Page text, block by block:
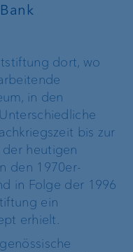
dort, wo
in den
bis zur
heutigen
den 1970er-
in Folge der 1996
ein
erhielt.